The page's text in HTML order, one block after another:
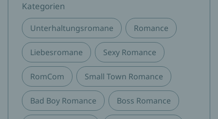
Kategorien
Unterhaltungsromane Romance
Liebesromane Sexy Romance
RomCom Small Town Romance
Bad Boy Romance Boss Romance